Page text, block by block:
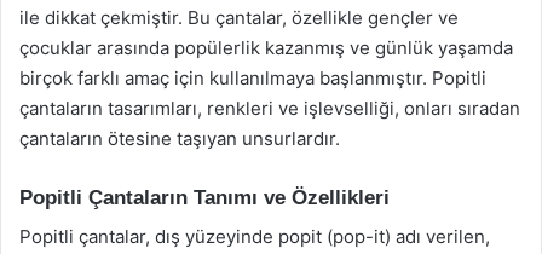
ile dikkat çekmiştir. Bu çantalar, özellikle gençler ve
çocuklar arasında popülerlik kazanmış ve günlük yaşamda
birçok farklı amaç için kullanılmaya başlanmıştır. Popitli
çantaların tasarımları, renkleri ve işlevselliği, onları sıradan
çantaların ötesine taşıyan unsurlardır.
Popitli Çantaların Tanımı ve Özellikleri
Popitli çantalar, dış yüzeyinde popit (pop-it) adı verilen,